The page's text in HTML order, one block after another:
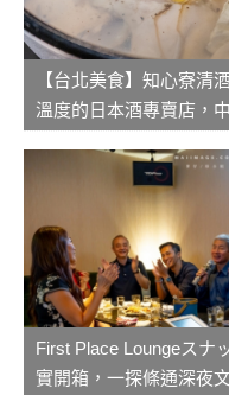
【台北美食】知心寮清
溫度的日本酒專賣店，
First Place Loungeスナ
實開箱，一探條通深夜